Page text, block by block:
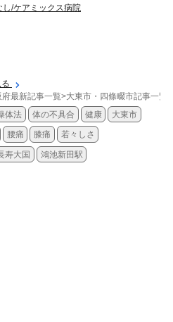
し/ケアミックス病院
府最新記事一覧>大東市・四條畷市記事一覧
体法 体の不具合 健康 大東市
腰痛 膝痛 若々しさ
寿大国 鴻池新田駅